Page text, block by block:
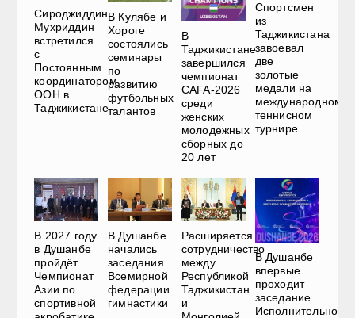
Сироджиддин
Мухриддин
встретился
с
Постоянным
координатором
ООН в
Таджикистане
В Кулябе и
Хороге
состоялись
семинары
по
развитию
футбольных
талантов
В
Таджикистане
завершился
чемпионат
CAFA-2026
среди
женских
молодежных
сборных до
20 лет
Спортсмен
из
Таджикистана
завоевал
две
золотые
медали на
международном
теннисном
турнире
В 2027 году
в Душанбе
пройдёт
Чемпионат
Азии по
спортивной
В Душанбе
начались
заседания
Всемирной
федерации
гимнастики
Расширяется
сотрудничество
между
Республикой
Таджикистан
и
В Душанбе
впервые
проходит
заседание
Исполнительного